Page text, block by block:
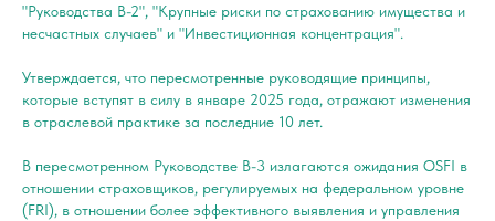
"Руководства B-2", "Крупные риски по страхованию имущества и
несчастных случаев" и "Инвестиционная концентрация".
Утверждается, что пересмотренные руководящие принципы,
которые вступят в силу в январе 2025 года, отражают изменения
в отраслевой практике за последние 10 лет.
В пересмотренном Руководстве B-3 излагаются ожидания OSFI в
отношении страховщиков, регулируемых на федеральном уровне
(FRI), в отношении более эффективного выявления и управления